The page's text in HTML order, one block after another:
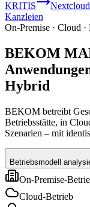
KRITIS
Kanzleien
On-Premise · Cloud
BEKOM
Hybrid
BEKOM betreibt
Betriebsstätte, in
Szenarien – mit
Betriebsmodell
On-Premise-
Cloud-Betrieb